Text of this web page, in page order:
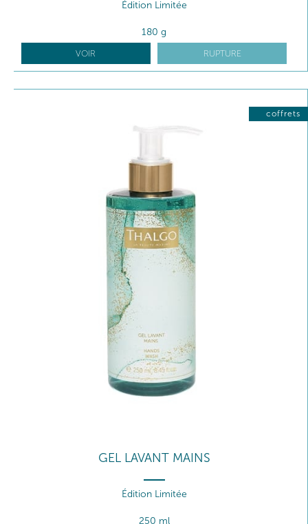
Édition Limitée
180 g
VOIR RUPTURE
coffrets
GEL LAVANT MAINS
Édition Limitée
250 ml